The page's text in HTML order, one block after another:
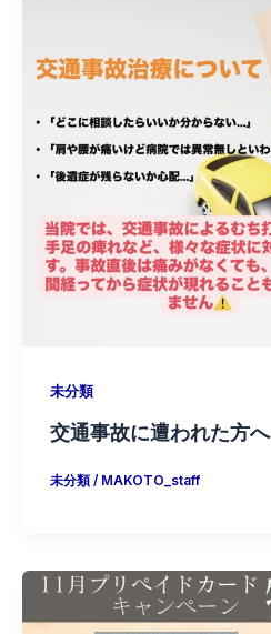
未分類
交通事故に遭われた方へ
未分類/ MAKOTO_staff